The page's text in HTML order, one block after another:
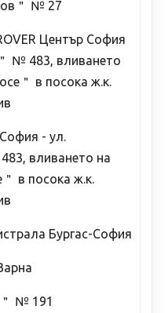
＂ № 27
Център София
№ 483, вливането
＂ в посока ж.к.
- ул.
вливането на
в посока ж.к.
Бургас-София
№ 191